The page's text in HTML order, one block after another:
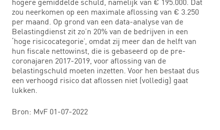
zou neerkomen op een maximale aflossing van € 3.250
per maand. Op grond van een data-analyse van de
Belastingdienst zit zo’n 20% van de bedrijven in een
‘hoge risicocategorie’, omdat zij meer dan de helft van
hun fiscale nettowinst, die is gebaseerd op de pre-
coronajaren 2017-2019, voor aflossing van de
belastingschuld moeten inzetten. Voor hen bestaat dus
een verhoogd risico dat aflossen niet (volledig) gaat
lukken.
Bron: MvF 01-07-2022